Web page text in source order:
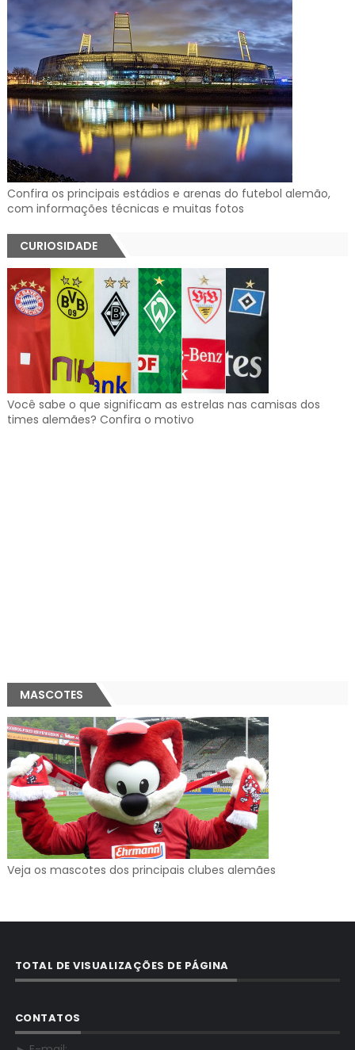
Confira os principais estádios e arenas do futebol alemão,
com informações técnicas e muitas fotos
CURIOSIDADE
Você sabe o que significam as estrelas nas camisas dos
times alemães? Confira o motivo
MASCOTES
Veja os mascotes dos principais clubes alemães
TOTAL DE VISUALIZAÇÕES DE PÁGINA
CONTATOS